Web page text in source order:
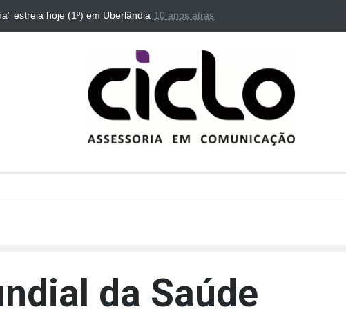
estreia hoje (1º) em Uberlândia “Dorotéia”, de Nelson Rodrigues, chega
10 anos atrás
da Saúde